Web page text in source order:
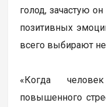
голод, зачастую
позитивных
всего выбирают
«Когда
повышенного